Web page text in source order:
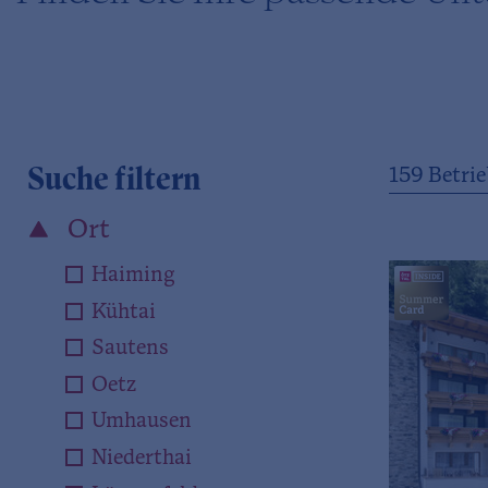
Suche filtern
Ort
Haiming
Kühtai
Sautens
Oetz
Umhausen
Niederthai
159